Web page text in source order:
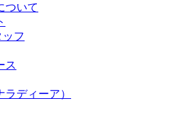
クト
ついて
フ
ス
ディーア）